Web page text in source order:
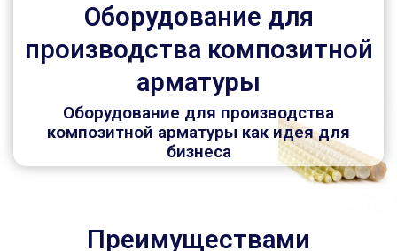
Оборудование для
производства композитной
арматуры
Оборудование для производства
композитной арматуры как идея для
бизнеса
Преимуществами